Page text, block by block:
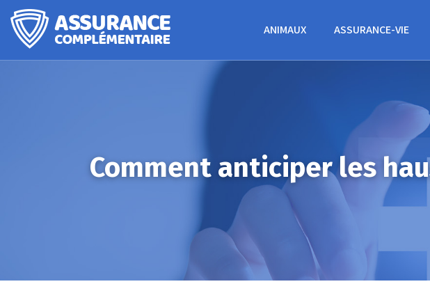
ANIMAUX ASSURANCE-VIE
Comment anticiper les